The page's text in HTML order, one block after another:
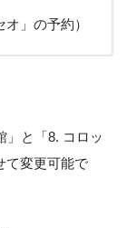
」の予約）
」と「8. コロッ
て変更可能で